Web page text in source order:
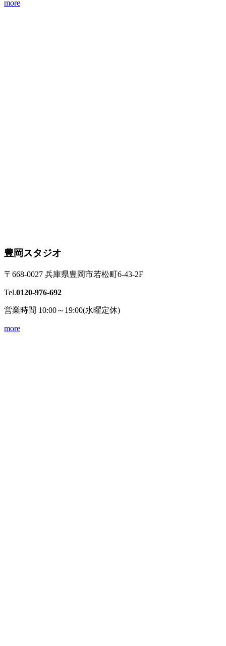
more
豊岡スタジオ
〒668-0027 兵庫県豊岡市若松町6-43-2F
Tel.0120-976-692
営業時間 10:00～19:00(水曜定休)
more